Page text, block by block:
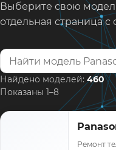
Выберите свою
отдельная страница
Найти модель
Найдено моделей: 460
Показаны 1–8
Ремонт